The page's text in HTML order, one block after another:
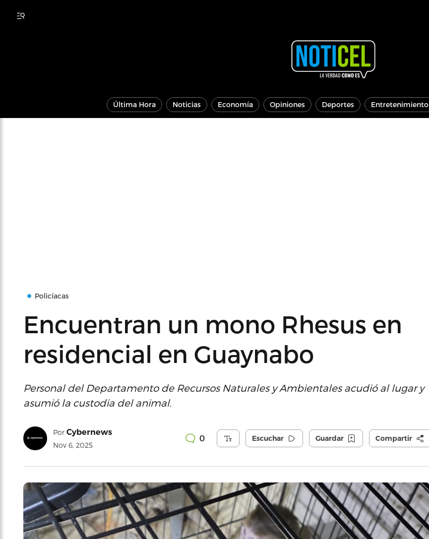
Última Hora Noticias Economía Opiniones Deportes Entretenimiento
Policíacas
Encuentran un mono Rhesus en
residencial en Guaynabo
Personal del Departamento de Recursos Naturales y Ambientales acudió al lugar y
asumió la custodia del animal.
Por Cybernews
Nov 6, 2025
0 Escuchar Guardar Compartir